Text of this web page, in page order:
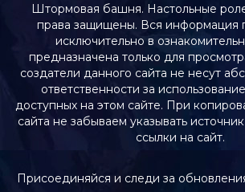
Штормовая башня. Настольные
права защищены. Вся информация
исключительно в
предназначена только для
создатели данного сайта не несут
ответственности за
доступных на этом сайте. При
сайта не забываем указывать
ссылки на сайт.
Присоединяйся и следи за